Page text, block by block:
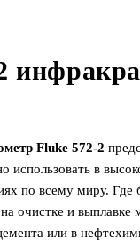
Fluke 572-2
использовать в
по всему миру. Где
очистке и выплавке
или в